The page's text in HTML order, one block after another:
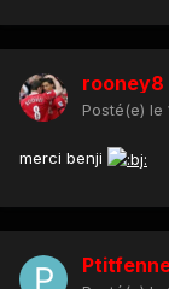
rooney8
Posté(e) le
merci benji